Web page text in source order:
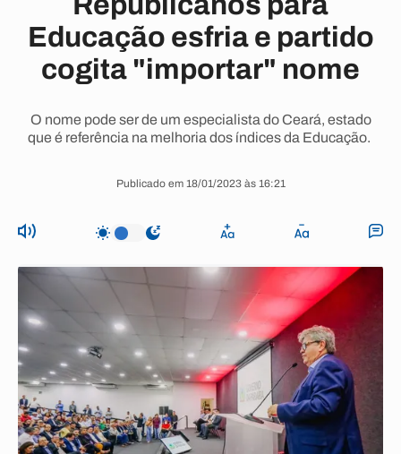
Educação esfria e partido
cogita "importar" nome
O nome pode ser de um especialista do Ceará, estado
que é referência na melhoria dos índices da Educação.
Publicado em 18/01/2023 às 16:21